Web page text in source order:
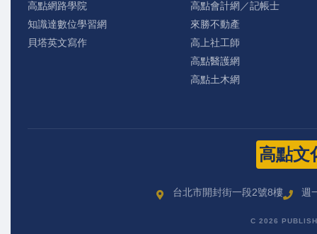
高點網路學院
知識達數位學習網
貝塔英文寫作
高點會計網／記帳士
來勝不動產
高上社工師
高點醫護網
高點土木網
高點文
台北市開封街一段2號8樓 週
C 2026